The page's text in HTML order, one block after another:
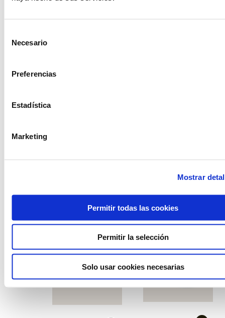
Necesario
Preferencias
Estadística
Marketing
Mostrar
Permitir todas las cookies
Permitir la selección
Solo usar cookies necesarias